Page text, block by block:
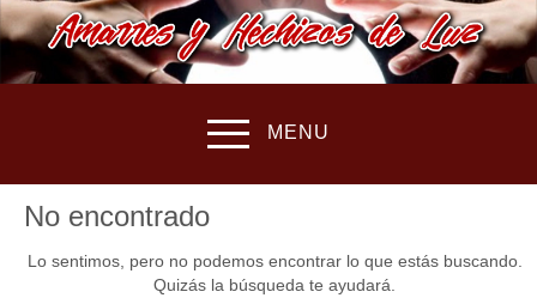
MENU
No encontrado
Lo sentimos, pero no podemos encontrar lo que estás buscando.
Quizás la búsqueda te ayudará.